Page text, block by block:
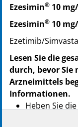
PZN: 15415741
PPN: 111541574141
PZN: 15415793
PPN: 111541579316
Ezesimin® 10
Ezesimin® 10
Ezetimib/
Lesen Sie die
durch, bevor Sie
Arzneimittels
Informationen.
Heben Sie
möchten Sie